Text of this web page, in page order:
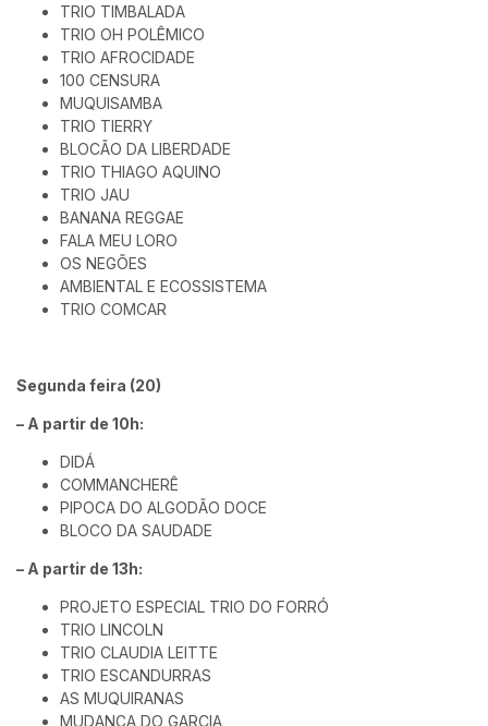
TRIO TIMBALADA
TRIO OH POLÊMICO
TRIO AFROCIDADE
100 CENSURA
MUQUISAMBA
TRIO TIERRY
BLOCÃO DA LIBERDADE
TRIO THIAGO AQUINO
TRIO JAU
BANANA REGGAE
FALA MEU LORO
OS NEGÕES
AMBIENTAL E ECOSSISTEMA
TRIO COMCAR
Segunda feira (20)
– A partir de 10h:
DIDÁ
COMMANCHERÊ
PIPOCA DO ALGODÃO DOCE
BLOCO DA SAUDADE
– A partir de 13h:
PROJETO ESPECIAL TRIO DO FORRÓ
TRIO LINCOLN
TRIO CLAUDIA LEITTE
TRIO ESCANDURRAS
AS MUQUIRANAS
MUDANÇA DO GARCIA